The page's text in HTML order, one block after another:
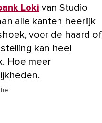
Loki van Studio
alle kanten heerlijk
voor de haard of
kan heel
Hoe meer